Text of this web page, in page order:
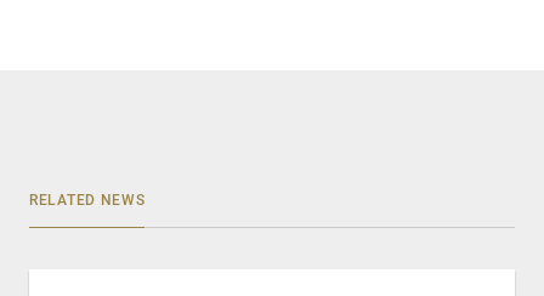
RELATED NEWS